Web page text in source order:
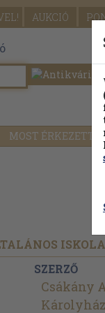
AUKCIÓ
MOST ÉRKEZETT
SZERZŐ
Csákány